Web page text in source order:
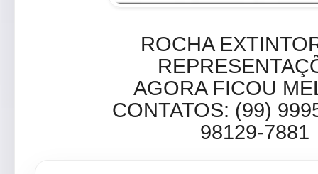
ROCHA
AGORA FICOU
CONTATOS: (99)
98129-7881